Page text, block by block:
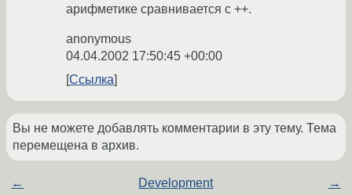
арифметике сравнивается с ++.
anonymous
04.04.2002 17:50:45 +00:00
Ссылка
Вы не можете добавлять комментарии в эту тему. Тема
перемещена в архив.
← Development →